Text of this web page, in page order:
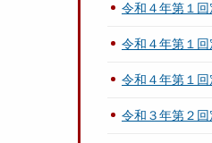
令和４年第１回
令和４年第１回
令和４年第１回
令和３年第２回